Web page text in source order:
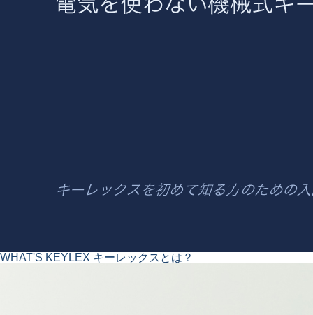
WHAT'S KEYLEX キーレックスとは？